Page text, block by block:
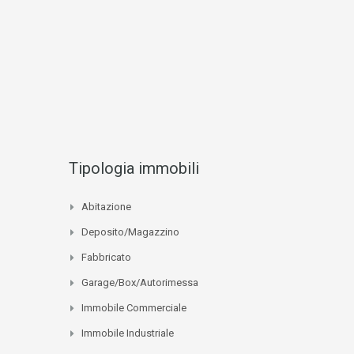
Tipologia immobili
Abitazione
Deposito/Magazzino
Fabbricato
Garage/Box/Autorimessa
Immobile Commerciale
Immobile Industriale